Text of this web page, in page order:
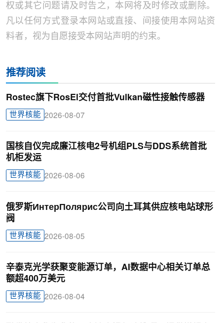
权或其它问题请及时告之，本网将及时修改或删除。
凡以任何方式登录本网站或直接、间接使用本网站资
料者，视为自愿接受本网站声明的约束。
推荐阅读
Rostec旗下RosEl交付首批Vulkan磁性接触传感器
世界核能 2026-08-07
国核自仪完成廉江核电2号机组PLS与DDS系统首批
机柜发运
世界核能 2026-08-06
俄罗斯ИнтерПолярис公司向土耳其供应核电站球形
阀
世界核能 2026-08-05
辛泰克光学获聚变能源订单，AI数据中心相关订单总
额超400万美元
世界核能 2026-08-04